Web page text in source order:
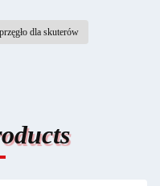
dla skuterów